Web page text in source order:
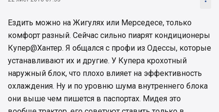
Ездить можно на Жигулях или Мерседесе, только
комфорт разный. Сейчас сильно пиарят кондиционеры
Купер@Хантер. Я общался с профи из Одессы, которые
устанавливают их и другие. У Купера крохотный
наружный блок, что плохо влияет на эффективность
охлаждения. Ну и по уровню шума внутреннего блока
они выше чем пишется в паспортах. Мидея это